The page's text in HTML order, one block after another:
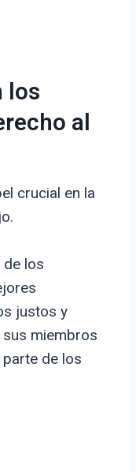
los
al
crucial en la
los
justos y
miembros
de los